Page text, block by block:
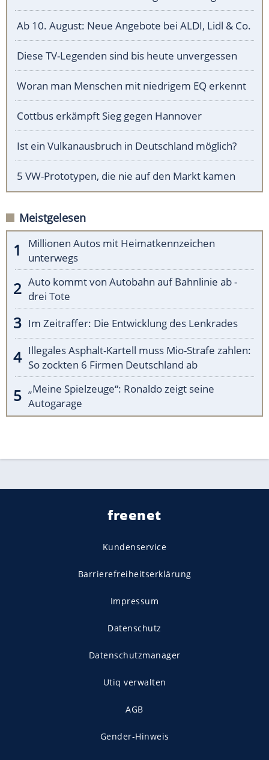
Ab 10. August: Neue Angebote bei ALDI, Lidl & Co.
Diese TV-Legenden sind bis heute unvergessen
Woran man Menschen mit niedrigem EQ erkennt
Cottbus erkämpft Sieg gegen Hannover
Ist ein Vulkanausbruch in Deutschland möglich?
5 VW-Prototypen, die nie auf den Markt kamen
Meistgelesen
Millionen Autos mit Heimatkennzeichen
unterwegs
Auto kommt von Autobahn auf Bahnlinie ab -
drei Tote
Im Zeitraffer: Die Entwicklung des Lenkrades
Illegales Asphalt-Kartell muss Mio-Strafe zahlen:
So zockten 6 Firmen Deutschland ab
„Meine Spielzeuge“: Ronaldo zeigt seine
Autogarage
freenet
Kundenservice
Barrierefreiheitserklärung
Impressum
Datenschutz
Datenschutzmanager
Utiq verwalten
AGB
Gender-Hinweis